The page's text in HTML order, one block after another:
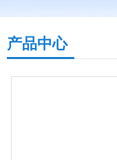
产品中心